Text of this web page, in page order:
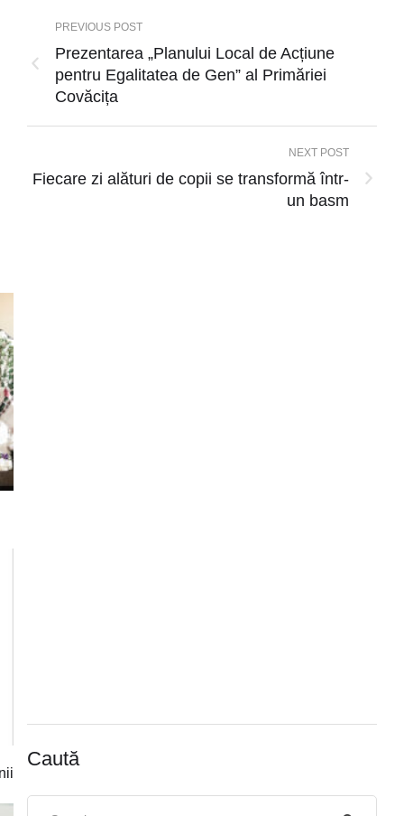
PREVIOUS POST
Prezentarea „Planului Local de Acțiune
pentru Egalitatea de Gen” al Primăriei
Covăcița
NEXT POST
Fiecare zi alături de copii se transformă într-
un basm
Caută